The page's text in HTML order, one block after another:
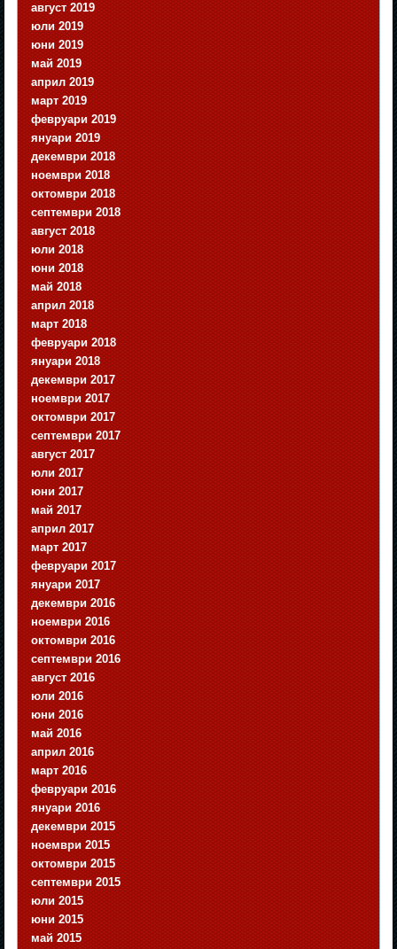
август 2019
юли 2019
юни 2019
май 2019
април 2019
март 2019
февруари 2019
януари 2019
декември 2018
ноември 2018
октомври 2018
септември 2018
август 2018
юли 2018
юни 2018
май 2018
април 2018
март 2018
февруари 2018
януари 2018
декември 2017
ноември 2017
октомври 2017
септември 2017
август 2017
юли 2017
юни 2017
май 2017
април 2017
март 2017
февруари 2017
януари 2017
декември 2016
ноември 2016
октомври 2016
септември 2016
август 2016
юли 2016
юни 2016
май 2016
април 2016
март 2016
февруари 2016
януари 2016
декември 2015
ноември 2015
октомври 2015
септември 2015
юли 2015
юни 2015
май 2015